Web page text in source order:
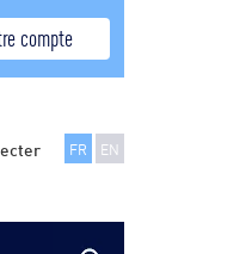
compte
FR EN